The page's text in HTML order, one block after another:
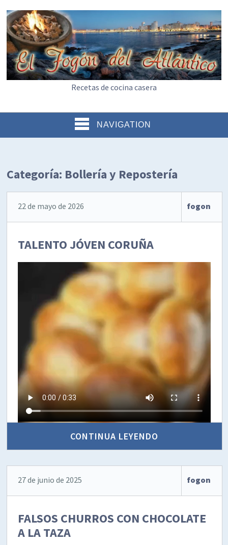
Recetas de cocina casera
NAVIGATION
Categoría: Bollería y Repostería
22 de mayo de 2026 fogon
TALENTO JÓVEN CORUÑA
CONTINUA LEYENDO
27 de junio de 2025 fogon
FALSOS CHURROS CON CHOCOLATE
A LA TAZA